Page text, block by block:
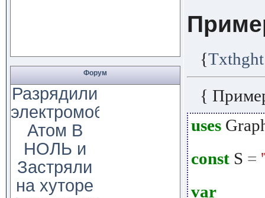
Форум
Разрядили
электромобиль
Атом В
НОЛЬ и
Застряли
на хуторе
{
{
uses
constS =
var